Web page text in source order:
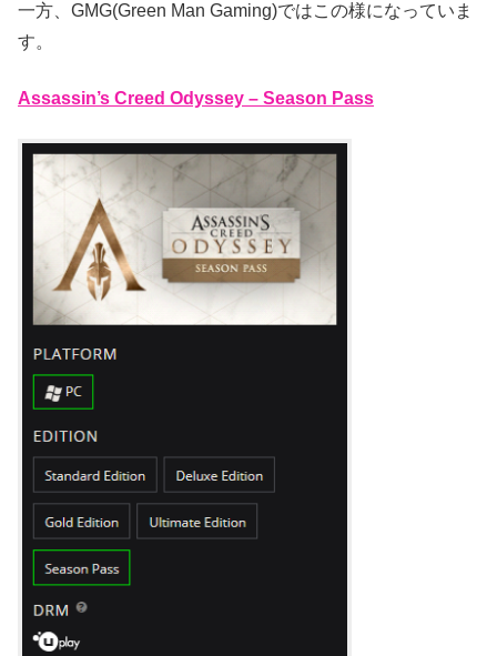
一方、GMG(Green Man Gaming)ではこの様になっていま
す。
Assassin’s Creed Odyssey – Season Pass